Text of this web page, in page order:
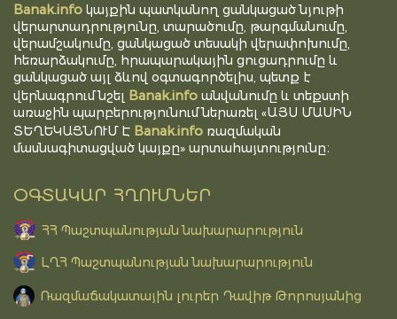
Banak.info կայքին պատկանող ցանկացած նյութի
վերարտադրությունը, տարածումը, թարգմանումը,
վերամշակումը, ցանկացած տեսակի վերափոխումը,
հեռարձակումը, հրապարակային ցուցադրումը և
ցանկացած այլ ձևով օգտագործելիս, պետք է
վերնագրում նշել Banak.info անվանումը և տեքստի
առաջին պարբերությունում ներառել «ԱՅՍ ՄԱՍԻՆ
ՏԵՂԵԿԱՑՆՈՒՄ Է Banak.info ռազմական
մասնագիտացված կայքը» արտահայտությունը։
ՕԳՏԱԿԱՐ ՀՂՈՒՄՆԵՐ
ՀՀ Պաշտպանության նախարարություն
ԼՂՀ Պաշտպանության նախարարություն
Ռազմաճակատային լուրեր Դավիթ Թորոսյանից